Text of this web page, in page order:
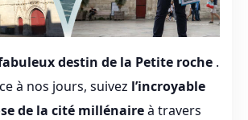
destin de la Petite roche .
à nos jours, suivez l’incroyable
de la cité millénaireà travers